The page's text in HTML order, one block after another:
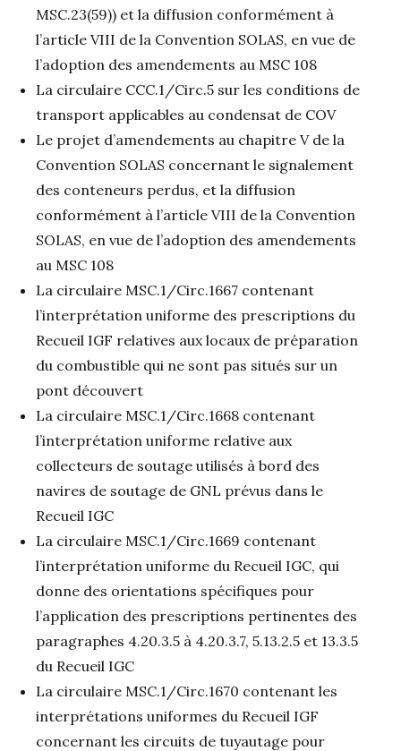
MSC.23(59)) et la diffusion conformément à
l’article VIII de la Convention SOLAS, en vue de
l’adoption des amendements au MSC 108
La circulaire CCC.1/Circ.5 sur les conditions de
transport applicables au condensat de COV
Le projet d’amendements au chapitre V de la
Convention SOLAS concernant le signalement
des conteneurs perdus, et la diffusion
conformément à l’article VIII de la Convention
SOLAS, en vue de l’adoption des amendements
au MSC 108
La circulaire MSC.1/Circ.1667 contenant
l’interprétation uniforme des prescriptions du
Recueil IGF relatives aux locaux de préparation
du combustible qui ne sont pas situés sur un
pont découvert
La circulaire MSC.1/Circ.1668 contenant
l’interprétation uniforme relative aux
collecteurs de soutage utilisés à bord des
navires de soutage de GNL prévus dans le
Recueil IGC
La circulaire MSC.1/Circ.1669 contenant
l’interprétation uniforme du Recueil IGC, qui
donne des orientations spécifiques pour
l’application des prescriptions pertinentes des
paragraphes 4.20.3.5 à 4.20.3.7, 5.13.2.5 et 13.3.5
du Recueil IGC
La circulaire MSC.1/Circ.1670 contenant les
interprétations uniformes du Recueil IGF
concernant les circuits de tuyautage pour